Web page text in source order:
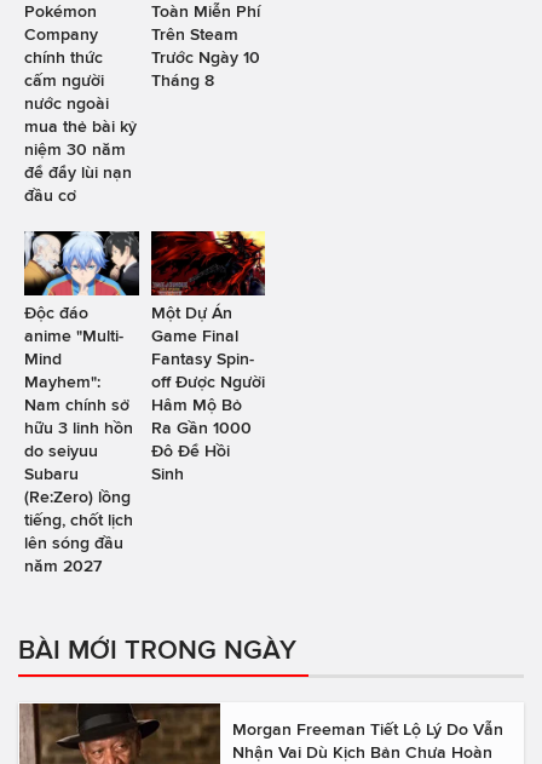
Pokémon
Company
chính thức
cấm người
nước ngoài
mua thẻ bài kỷ
niệm 30 năm
để đẩy lùi nạn
đầu cơ
Toàn Miễn Phí
Trên Steam
Trước Ngày 10
Tháng 8
Độc đáo
anime "Multi-
Mind
Mayhem":
Nam chính sở
hữu 3 linh hồn
do seiyuu
Subaru
(Re:Zero) lồng
tiếng, chốt lịch
lên sóng đầu
năm 2027
Một Dự Án
Game Final
Fantasy Spin-
off Được Người
Hâm Mộ Bỏ
Ra Gần 1000
Đô Để Hồi
Sinh
BÀI MỚI TRONG NGÀY
Morgan Freeman Tiết Lộ Lý Do Vẫn
Nhận Vai Dù Kịch Bản Chưa Hoàn